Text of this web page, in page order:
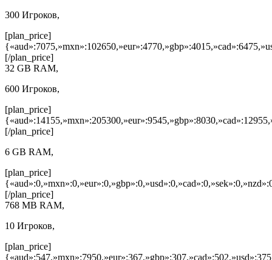
300 Игроков,
[plan_price]
[/plan_price]
32 GB RAM,
600 Игроков,
[plan_price]
[/plan_price]
6 GB RAM,
[plan_price]
[/plan_price]
768 MB RAM,
10 Игроков,
[plan_price]